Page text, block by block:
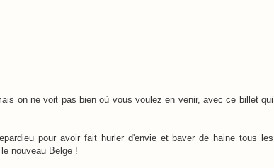
on ne voit pas bien où vous voulez en venir, avec ce billet qui
pour avoir fait hurler d'envie et baver de haine tous les
nouveau Belge !